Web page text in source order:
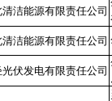
洁能源有限责任公司
洁能源有限责任公司
伏发电有限责任公司